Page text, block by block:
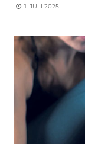
1. JULI 2025